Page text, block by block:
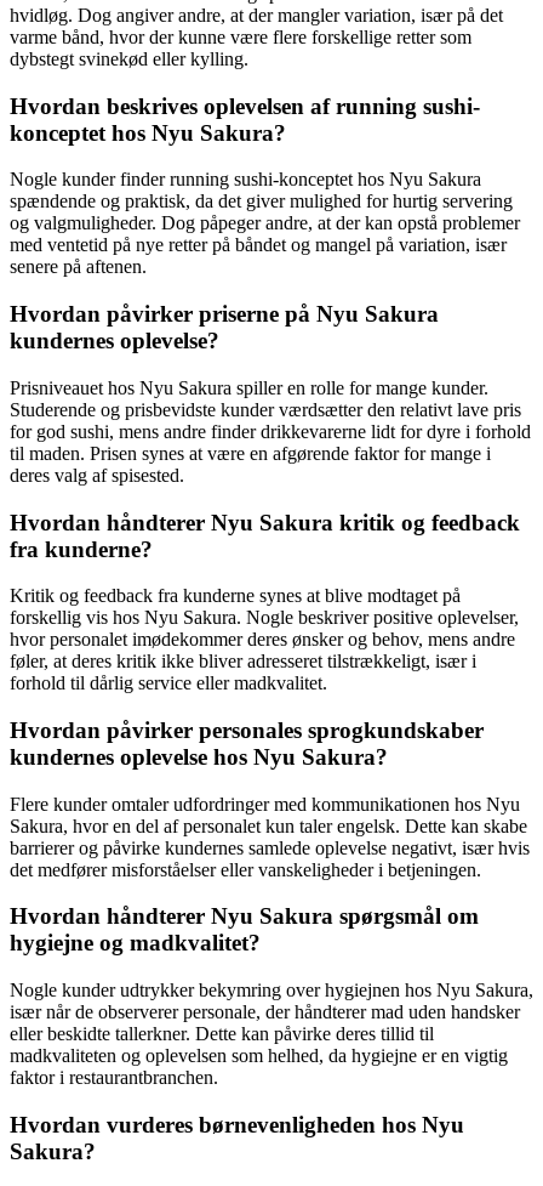
hvidløg. Dog angiver andre, at der mangler variation, især på det
varme bånd, hvor der kunne være flere forskellige retter som
dybstegt svinekød eller kylling.
Hvordan beskrives oplevelsen af running sushi-
konceptet hos Nyu Sakura?
Nogle kunder finder running sushi-konceptet hos Nyu Sakura
spændende og praktisk, da det giver mulighed for hurtig servering
og valgmuligheder. Dog påpeger andre, at der kan opstå problemer
med ventetid på nye retter på båndet og mangel på variation, især
senere på aftenen.
Hvordan påvirker priserne på Nyu Sakura
kundernes oplevelse?
Prisniveauet hos Nyu Sakura spiller en rolle for mange kunder.
Studerende og prisbevidste kunder værdsætter den relativt lave pris
for god sushi, mens andre finder drikkevarerne lidt for dyre i forhold
til maden. Prisen synes at være en afgørende faktor for mange i
deres valg af spisested.
Hvordan håndterer Nyu Sakura kritik og feedback
fra kunderne?
Kritik og feedback fra kunderne synes at blive modtaget på
forskellig vis hos Nyu Sakura. Nogle beskriver positive oplevelser,
hvor personalet imødekommer deres ønsker og behov, mens andre
føler, at deres kritik ikke bliver adresseret tilstrækkeligt, især i
forhold til dårlig service eller madkvalitet.
Hvordan påvirker personales sprogkundskaber
kundernes oplevelse hos Nyu Sakura?
Flere kunder omtaler udfordringer med kommunikationen hos Nyu
Sakura, hvor en del af personalet kun taler engelsk. Dette kan skabe
barrierer og påvirke kundernes samlede oplevelse negativt, især hvis
det medfører misforståelser eller vanskeligheder i betjeningen.
Hvordan håndterer Nyu Sakura spørgsmål om
hygiejne og madkvalitet?
Nogle kunder udtrykker bekymring over hygiejnen hos Nyu Sakura,
især når de observerer personale, der håndterer mad uden handsker
eller beskidte tallerkner. Dette kan påvirke deres tillid til
madkvaliteten og oplevelsen som helhed, da hygiejne er en vigtig
faktor i restaurantbranchen.
Hvordan vurderes børnevenligheden hos Nyu
Sakura?